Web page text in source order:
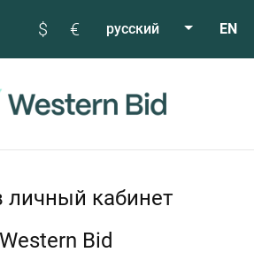
$ € русский EN
личный кабинет
Western Bid